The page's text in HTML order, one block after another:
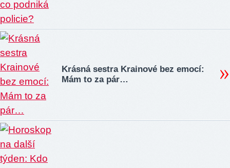
Krásná sestra Krainové bez emocí:
Mám to za pár…